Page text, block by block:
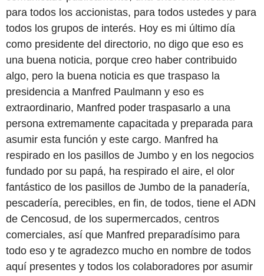
para todos los accionistas, para todos ustedes y para
todos los grupos de interés. Hoy es mi último día
como presidente del directorio, no digo que eso es
una buena noticia, porque creo haber contribuido
algo, pero la buena noticia es que traspaso la
presidencia a Manfred Paulmann y eso es
extraordinario, Manfred poder traspasarlo a una
persona extremamente capacitada y preparada para
asumir esta función y este cargo. Manfred ha
respirado en los pasillos de Jumbo y en los negocios
fundado por su papá, ha respirado el aire, el olor
fantástico de los pasillos de Jumbo de la panadería,
pescadería, perecibles, en fin, de todos, tiene el ADN
de Cencosud, de los supermercados, centros
comerciales, así que Manfred preparadísimo para
todo eso y te agradezco mucho en nombre de todos
aquí presentes y todos los colaboradores por asumir